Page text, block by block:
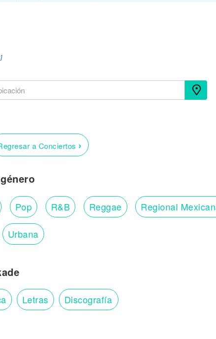
a Conciertos ›
Pop R&B Reggae Regional
Urbana
Letras Discografía